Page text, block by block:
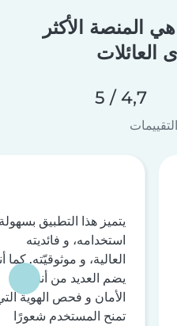
منصة Babysits هي المنصة الأكثر
العائلات
4,7 / 5
يتميز هذا التطبيق
استخدامه، و فائديته
العالية، و موثوقيّته. كما
يضم العديد من أنظمة
الأمان و فحص الهوية
تمنح المستخدم شعورًا